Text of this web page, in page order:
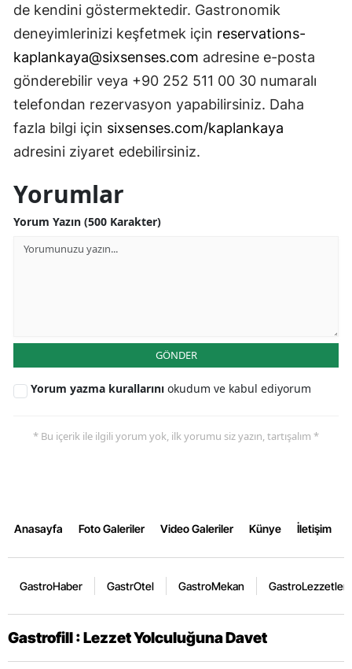
de kendini göstermektedir. Gastronomik
deneyimlerinizi keşfetmek için reservations-
kaplankaya@sixsenses.com adresine e-posta
gönderebilir veya +90 252 511 00 30 numaralı
telefondan rezervasyon yapabilirsiniz. Daha
fazla bilgi için sixsenses.com/kaplankaya
adresini ziyaret edebilirsiniz.
Yorumlar
Yorum Yazın (500 Karakter)
GÖNDER
Yorum yazma kurallarını okudum ve kabul ediyorum
* Bu içerik ile ilgili yorum yok, ilk yorumu siz yazın, tartışalım *
Anasayfa Foto Galeriler Video Galeriler Künye İletişim
GastroHaber GastrOtel GastroMekan GastroLezzetler
Gastrofill : Lezzet Yolculuğuna Davet